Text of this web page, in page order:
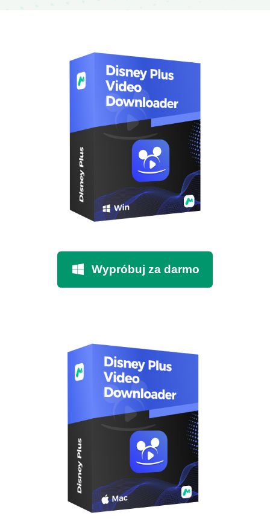
Wypróbuj za darmo